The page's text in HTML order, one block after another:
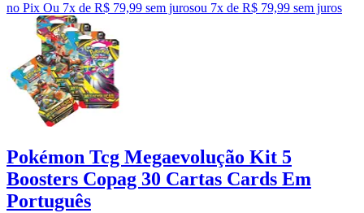
no Pix Ou 7x de R$ 79,99 sem jurosou 7x de R$ 79,99 sem juros
Pokémon Tcg Megaevolução Kit 5
Boosters Copag 30 Cartas Cards Em
Português